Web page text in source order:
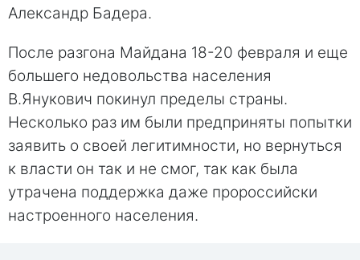
Александр Бадера.
После разгона Майдана 18-20 февраля и еще
большего недовольства населения
В.Янукович покинул пределы страны.
Несколько раз им были предприняты попытки
заявить о своей легитимности, но вернуться
к власти он так и не смог, так как была
утрачена поддержка даже пророссийски
настроенного населения.